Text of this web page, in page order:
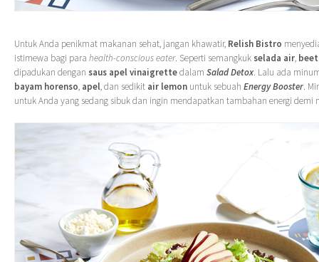
Untuk Anda penikmat makanan sehat, jangan khawatir, Relish Bistro
istimewa bagi para health-conscious eater. Seperti semangkuk selada air,
dipadukan dengan saus apel vinaigrettedalam Salad Detox. Lalu ada
bayam horenso, apel, dan sedikit air lemon untuk sebuah Energy Booster.
untuk Anda yang sedang sibuk dan ingin mendapatkan tambahan energi demi